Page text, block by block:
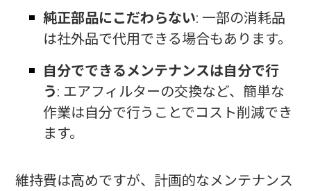
純正部品にこだわらない: 一部の消耗品
は社外品で代用できる場合もあります。
自分でできるメンテナンスは自分で行
う: エアフィルターの交換など、簡単な
作業は自分で行うことでコスト削減でき
ます。
維持費は高めですが、計画的なメンテナンス